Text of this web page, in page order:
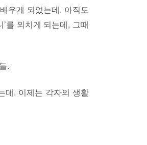
우게 되었는데. 아직도
를 외치게 되는데, 그때
.
데. 이제는 각자의 생활